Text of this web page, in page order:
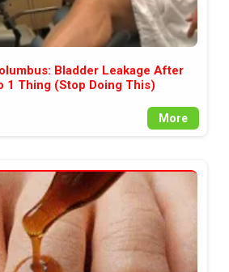
Bladder Leakage After
1 Thing (Stop Doing This)
More